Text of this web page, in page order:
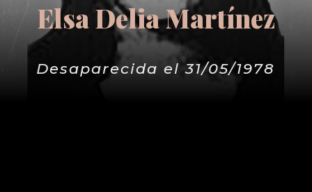
Elsa Delia Martínez
Desaparecida el 31/05/1978